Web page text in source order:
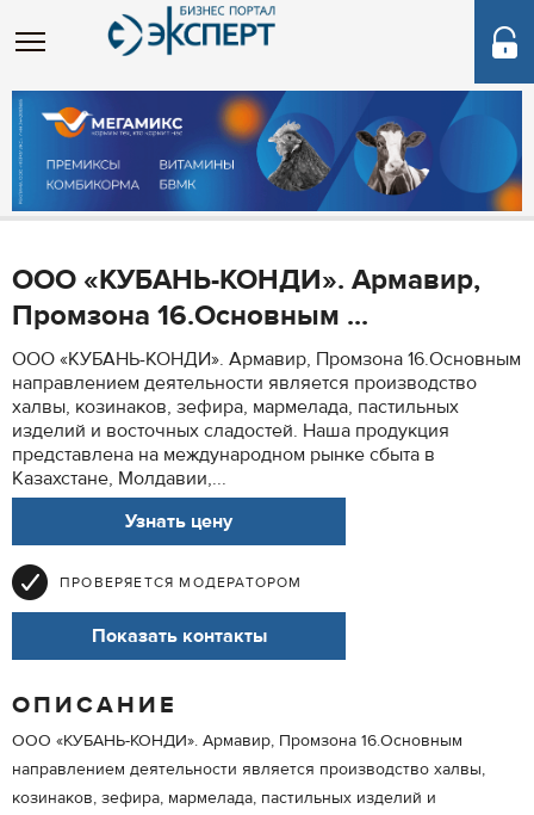
ООО «КУБАНЬ-КОНДИ». Армавир,
Промзона 16.Основным ...
ООО «КУБАНЬ-КОНДИ». Армавир, Промзона 16.Основным
направлением деятельности является производство
халвы, козинаков, зефира, мармелада, пастильных
изделий и восточных сладостей. Наша продукция
представлена на международном рынке сбыта в
Казахстане, Молдавии,...
Узнать цену
ПРОВЕРЯЕТСЯ МОДЕРАТОРОМ
Показать контакты
ОПИСАНИЕ
ООО «КУБАНЬ-КОНДИ». Армавир, Промзона 16.Основным
направлением деятельности является производство халвы,
козинаков, зефира, мармелада, пастильных изделий и